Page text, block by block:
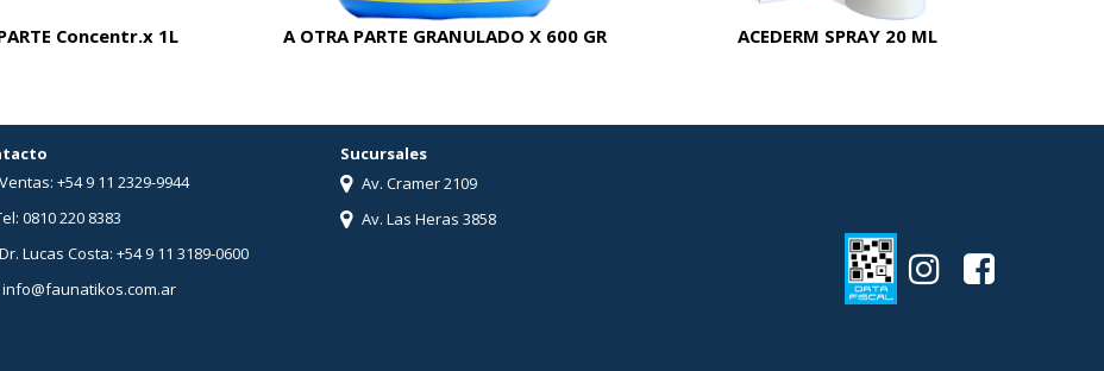
Concentr.x 1L A OTRA PARTE GRANULADO X 600 GR ACEDERM SPRAY 20 ML
Ventas: +54 9 11 2329-9944
0810 220 8383
Dr. Lucas Costa: +54 9 11 3189-0600
info@faunatikos.com.ar
Sucursales
Av. Cramer 2109
Av. Las Heras 3858